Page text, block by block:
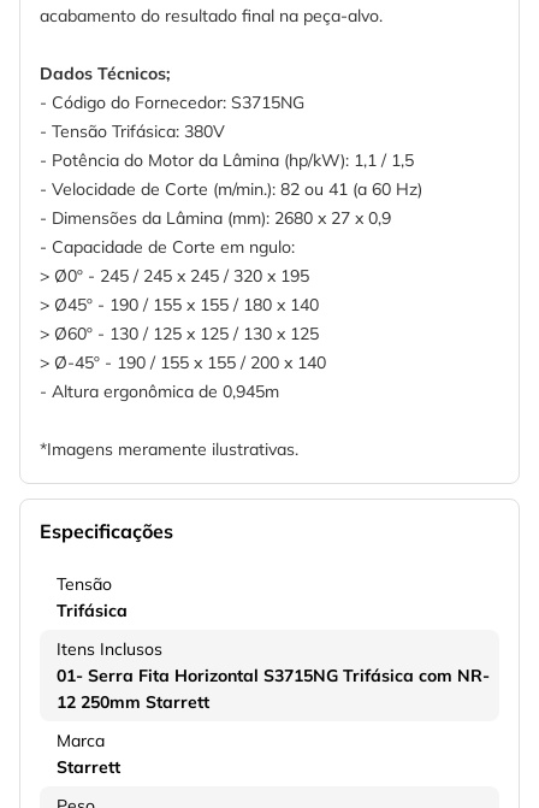
acabamento do resultado final na peça-alvo.
Dados Técnicos;
- Código do Fornecedor: S3715NG
- Tensão Trifásica: 380V
- Potência do Motor da Lâmina (hp/kW): 1,1 / 1,5
- Velocidade de Corte (m/min.): 82 ou 41 (a 60 Hz)
- Dimensões da Lâmina (mm): 2680 x 27 x 0,9
- Capacidade de Corte em ngulo:
> Ø0º - 245 / 245 x 245 / 320 x 195
> Ø45º - 190 / 155 x 155 / 180 x 140
> Ø60º - 130 / 125 x 125 / 130 x 125
> Ø-45º - 190 / 155 x 155 / 200 x 140
- Altura ergonômica de 0,945m
*Imagens meramente ilustrativas.
Especificações
Tensão
Trifásica
Itens Inclusos
01- Serra Fita Horizontal S3715NG Trifásica com NR-
12 250mm Starrett
Marca
Starrett